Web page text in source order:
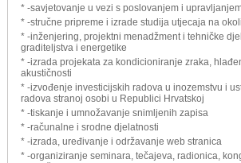
* -savjetovanje u vezi s poslovanjem i
* -stručne pripreme i izrade studija utjecaja na
* -inženjering, projektni menadžment i tehničke
graditeljstva i energetike
* -izrada projekata za kondicioniranje zraka,
akustičnosti
* -izvođenje investicijskih radova u inozemstvu i
radova stranoj osobi u Republici Hrvatskoj
* -tiskanje i umnožavanje snimljenih zapisa
* -računalne i srodne djelatnosti
* -izrada, uređivanje i održavanje web stranica
* -organiziranje seminara, tečajeva, radionica,